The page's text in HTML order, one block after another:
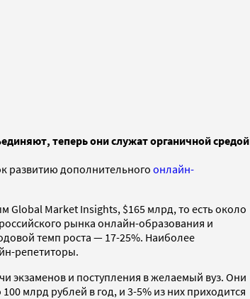
теперь они служат органичной средой
развитию дополнительного онлайн-
Global Market Insights, $165 млрд, то есть около
рынка онлайн-образования и
темп роста — 17-25%. Наиболее
репетиторы.
экзаменов и поступления в желаемый вуз. Они
млрд рублей в год, и 3-5% из них приходится